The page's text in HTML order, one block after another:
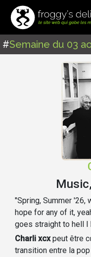
#Semaine du 03
"Spring, Summer '26,
hope for any of it,
goes straight to hell I
Charli xcxpeut être
transition entre la